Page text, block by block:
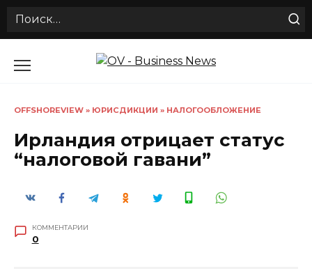
Search
OFFSHOREVIEW » ЮРИСДИКЦИИ » НАЛОГООБЛОЖЕНИЕ
Ирландия отрицает статус
“налоговой гавани”
КОММЕНТАРИИ
0